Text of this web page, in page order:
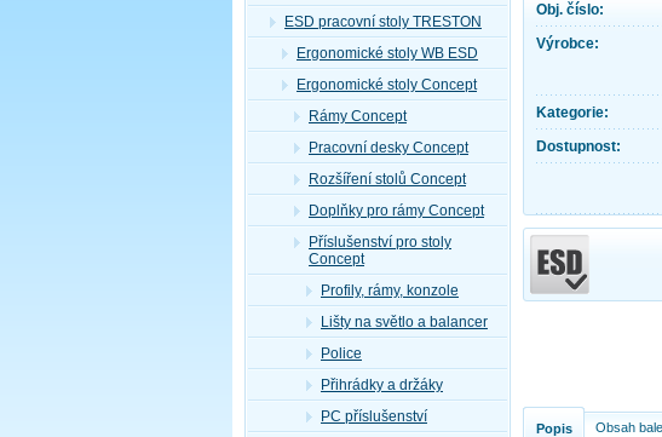
Obj. číslo:
Výrobce:
Kategorie:
Dostupnost:
Popis Obsah
ESD pracovní stoly TRESTON
Ergonomické stoly WB ESD
Ergonomické stoly Concept
Rámy Concept
Pracovní desky Concept
Rozšíření stolů Concept
Doplňky pro rámy Concept
Příslušenství pro stoly
Concept
Profily, rámy, konzole
Lišty na světlo a balancer
Police
Přihrádky a držáky
PC příslušenství